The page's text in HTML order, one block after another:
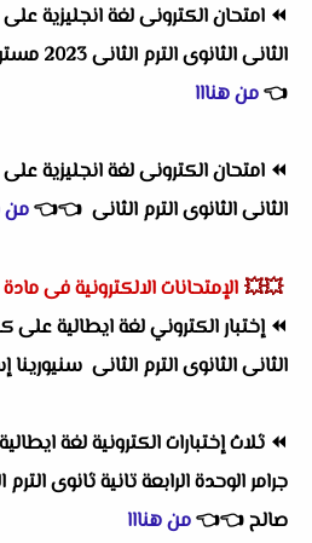
⏪ امتحان الكترونى لغة انجليزية
الثانى الثانوى الترم الثانى 2023 مستر خلف عبدالرحمن
👈من هنااا
⏪ امتحان الكترونى لغة انجليزية
الثانى الثانوى الترم الثانى 👈
👈من
💥💥 الإمتحانات الالكترونية فى
⏪إختبار الكتروني لغة ايطالية على
الثانى الثانوى الترم الثانى سنيورينا
⏪ ثلاث إختبارات الكترونية لغة
جرامر الوحدة الرابعة تانية ثانوى
صالح👈
👈من هنااا